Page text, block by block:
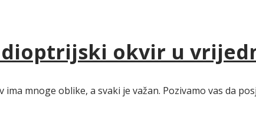
okvir u
mnoge oblike, a svaki je važan. Pozivamo vas da